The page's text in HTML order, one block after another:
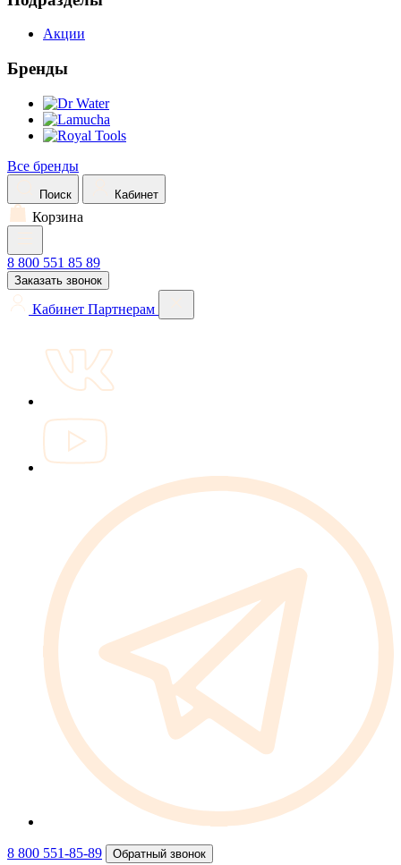
Акции
Бренды
Все бренды
Поиск Кабинет
Корзина
8 800 551 85 89
Заказать звонок
Кабинет Партнерам
8 800 551-85-89 Обратный звонок